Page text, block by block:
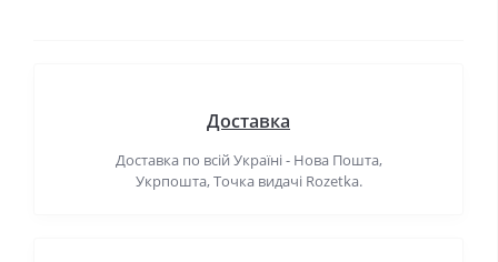
Доставка
Доставка по всій Україні - Нова Пошта,
Укрпошта, Точка видачі Rozetka.